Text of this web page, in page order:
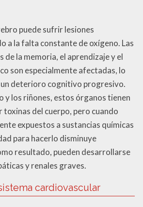
puede sufrir lesiones
a la falta constante de oxígeno. Las
de la memoria, el aprendizaje y el
son especialmente afectadas, lo
un deterioro cognitivo progresivo.
y los riñones, estos órganos tienen
del cuerpo, pero cuando
expuestos a sustancias químicas
para hacerlo disminuye
resultado, pueden desarrollarse
y renales graves.
cardiovascular